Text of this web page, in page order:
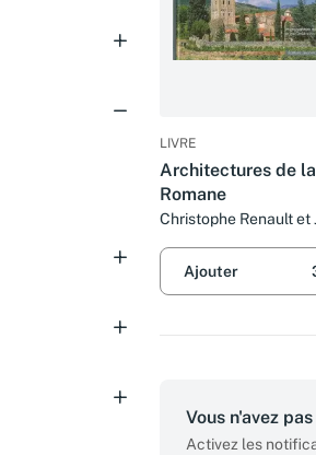
LIVRE
Architectures de
Romane
Christophe Renault et
Ajouter
Vous n'avez
Activez les